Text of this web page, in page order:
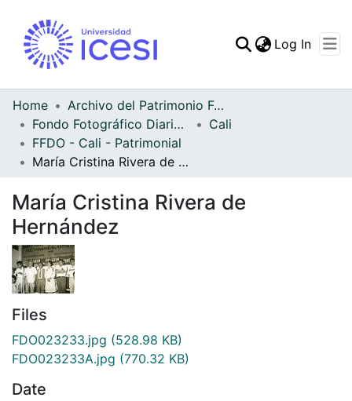
Statistics
Log In
Home
Archivo del Patrimonio Fotográfico y Fílmico del Valle del Cauca
Fondo Fotográfico Diario Occidente
Cali
FFDO - Cali - Patrimonial
María Cristina Rivera de Hernández
María Cristina Rivera de
Hernández
Files
FDO023233.jpg (528.98 KB)
FDO023233A.jpg (770.32 KB)
Date